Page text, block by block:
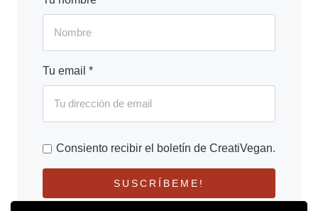
Tu email *
Consiento recibir el boletín de CreatiVegan.
SUSCRÍBEME!